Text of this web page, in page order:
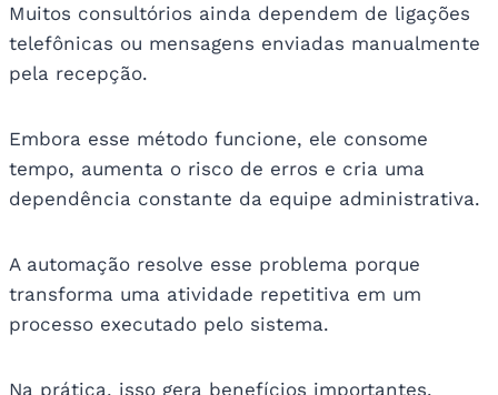
Muitos consultórios ainda dependem de ligações
telefônicas ou mensagens enviadas manualmente
pela recepção.
Embora esse método funcione, ele consome
tempo, aumenta o risco de erros e cria uma
dependência constante da equipe administrativa.
A automação resolve esse problema porque
transforma uma atividade repetitiva em um
processo executado pelo sistema.
Na prática, isso gera benefícios importantes.